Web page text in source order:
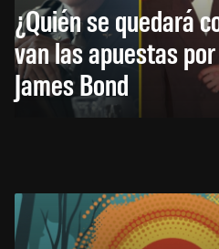
¿Quién se quedará
van las apuestas
James Bond